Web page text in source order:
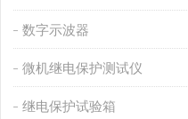
数字示波器
微机继电保护测试仪
继电保护试验箱